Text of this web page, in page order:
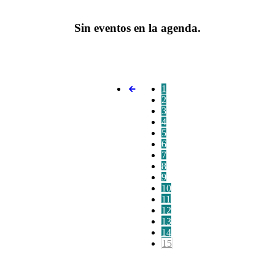
Sin eventos en la agenda.
1
2
3
4
5
6
7
8
9
10
11
12
13
14
15